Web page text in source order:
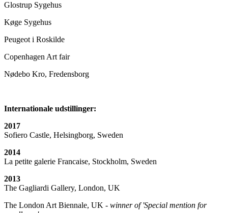
Glostrup Sygehus
Køge Sygehus
Peugeot i Roskilde
Copenhagen Art fair
Nødebo Kro, Fredensborg
Internationale udstillinger:
2017
Sofiero Castle, Helsingborg, Sweden
2014
La petite galerie Francaise, Stockholm, Sweden
2013
The Gagliardi Gallery, London, UK
The London Art Biennale, UK - winner of 'Special mention for